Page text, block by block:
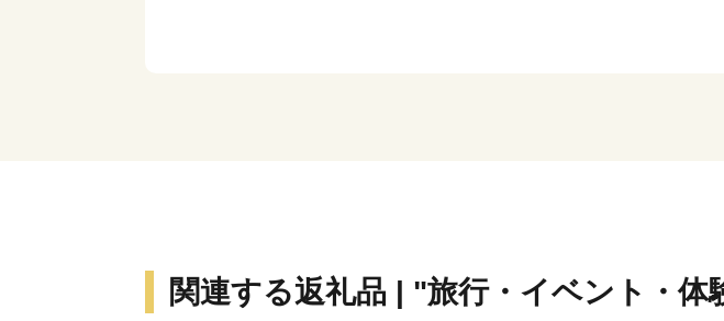
関連する返礼品 | "旅行・イベント・体